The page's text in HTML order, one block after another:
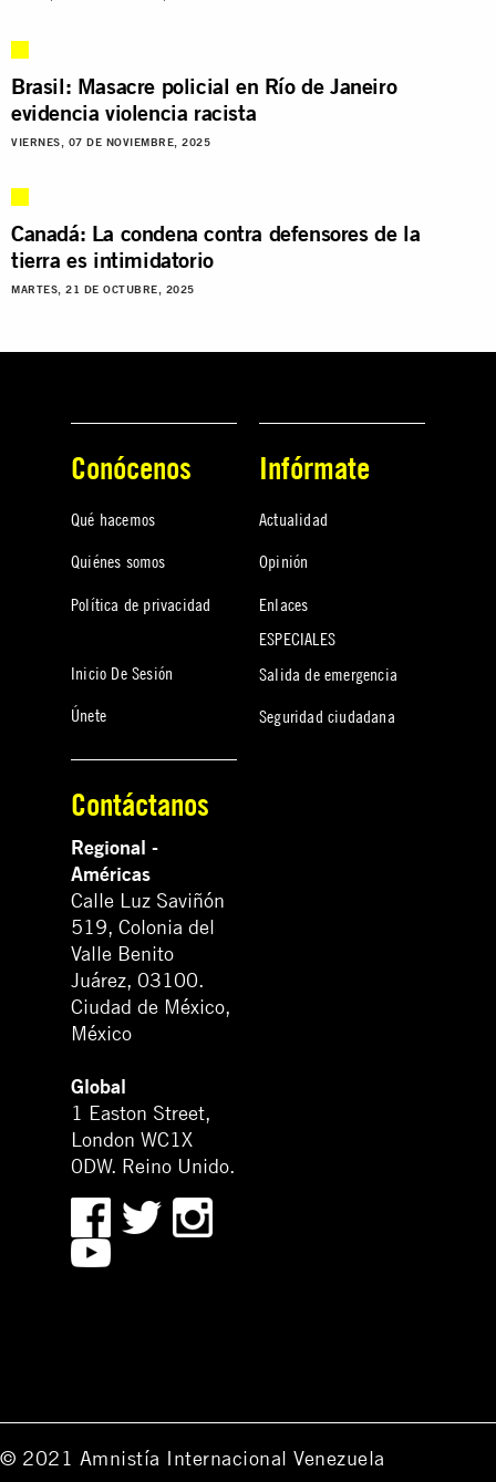
Brasil: Masacre policial en Río de Janeiro
evidencia violencia racista
VIERNES, 07 DE NOVIEMBRE, 2025
Canadá: La condena contra defensores de la
tierra es intimidatorio
MARTES, 21 DE OCTUBRE, 2025
Conócenos
Qué hacemos
Quiénes somos
Política de privacidad
Inicio De Sesión
Únete
Infórmate
Actualidad
Opinión
Enlaces
ESPECIALES
Salida de emergencia
Seguridad ciudadana
Contáctanos
Regional -
Américas
Calle Luz Saviñón
519, Colonia del
Valle Benito
Juárez, 03100.
Ciudad de México,
México
Global
1 Easton Street,
London WC1X
0DW. Reino Unido.
© 2021 Amnistía Internacional Venezuela